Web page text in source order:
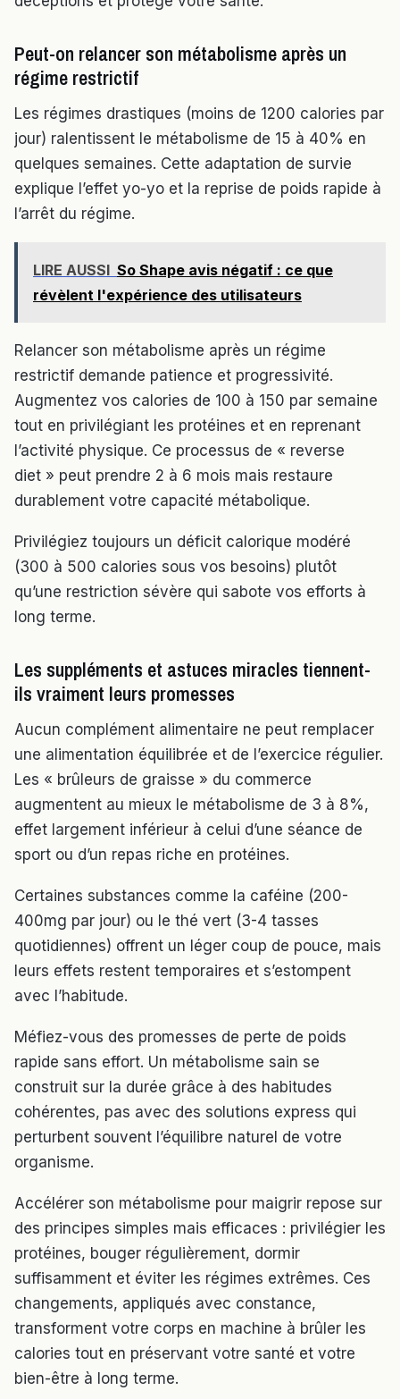
Peut-on relancer son métabolisme après un
régime restrictif
Les régimes drastiques (moins de 1200 calories par
jour) ralentissent le métabolisme de 15 à 40% en
quelques semaines. Cette adaptation de survie
explique l’effet yo-yo et la reprise de poids rapide à
l’arrêt du régime.
LIRE AUSSI So Shape avis négatif : ce que
révèlent l'expérience des utilisateurs
Relancer son métabolisme après un régime
restrictif demande patience et progressivité.
Augmentez vos calories de 100 à 150 par semaine
tout en privilégiant les protéines et en reprenant
l’activité physique. Ce processus de « reverse
diet » peut prendre 2 à 6 mois mais restaure
durablement votre capacité métabolique.
Privilégiez toujours un déficit calorique modéré
(300 à 500 calories sous vos besoins) plutôt
qu’une restriction sévère qui sabote vos efforts à
long terme.
Les suppléments et astuces miracles tiennent-
ils vraiment leurs promesses
Aucun complément alimentaire ne peut remplacer
une alimentation équilibrée et de l’exercice régulier.
Les « brûleurs de graisse » du commerce
augmentent au mieux le métabolisme de 3 à 8%,
effet largement inférieur à celui d’une séance de
sport ou d’un repas riche en protéines.
Certaines substances comme la caféine (200-
400mg par jour) ou le thé vert (3-4 tasses
quotidiennes) offrent un léger coup de pouce, mais
leurs effets restent temporaires et s’estompent
avec l’habitude.
Méfiez-vous des promesses de perte de poids
rapide sans effort. Un métabolisme sain se
construit sur la durée grâce à des habitudes
cohérentes, pas avec des solutions express qui
perturbent souvent l’équilibre naturel de votre
organisme.
Accélérer son métabolisme pour maigrir repose sur
des principes simples mais efficaces : privilégier les
protéines, bouger régulièrement, dormir
suffisamment et éviter les régimes extrêmes. Ces
changements, appliqués avec constance,
transforment votre corps en machine à brûler les
calories tout en préservant votre santé et votre
bien-être à long terme.